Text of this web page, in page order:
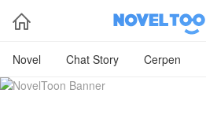

Novel Chat Story Cerpen